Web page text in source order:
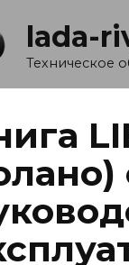
lada-
Техническое